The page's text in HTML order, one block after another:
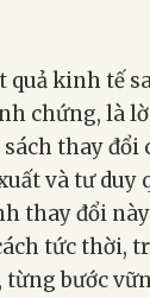
kinh tế
chứng, là
thay đổi
và tư duy
thay đổi
tức thời,
bước